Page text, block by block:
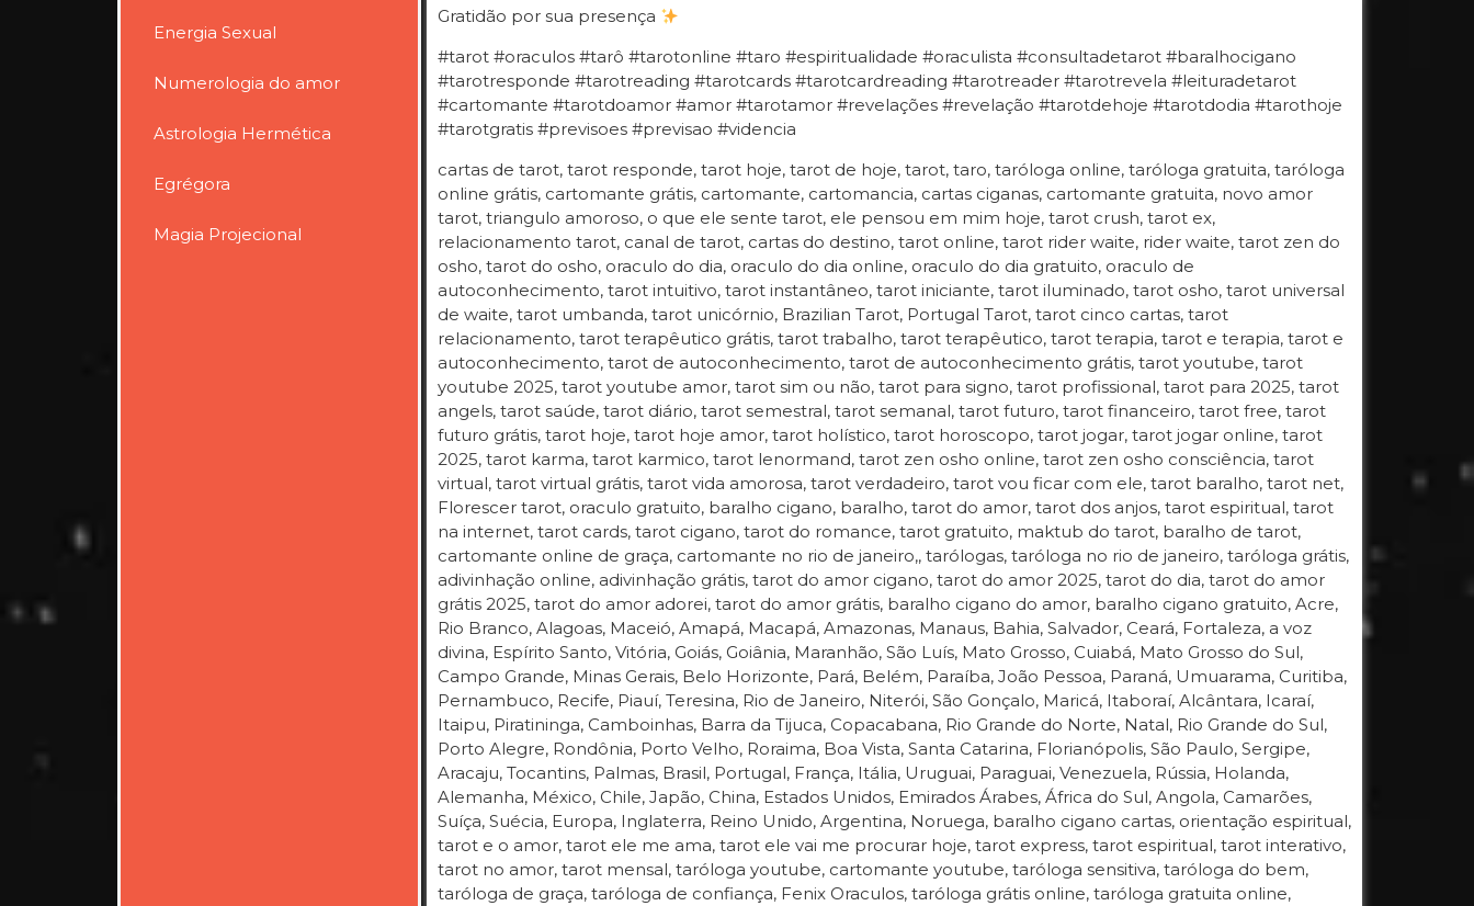
Energia Sexual
Numerologia do amor
Astrologia Hermética
Egrégora
Magia Projecional
Gratidão por sua presença
#tarot #oraculos #tarô #tarotonline #taro #espiritualidade #oraculista #consultadetarot #baralhocigano
#tarotresponde #tarotreading #tarotcards #tarotcardreading #tarotreader #tarotrevela #leituradetarot
#cartomante #tarotdoamor #amor #tarotamor #revelações #revelação #tarotdehoje #tarotdodia #tarothoje
#tarotgratis #previsoes #previsao #videncia
cartas de tarot, tarot responde, tarot hoje, tarot de hoje, tarot, taro, taróloga online, taróloga gratuita, taróloga
online grátis, cartomante grátis, cartomante, cartomancia, cartas ciganas, cartomante gratuita, novo amor
tarot, triangulo amoroso, o que ele sente tarot, ele pensou em mim hoje, tarot crush, tarot ex,
relacionamento tarot, canal de tarot, cartas do destino, tarot online, tarot rider waite, rider waite, tarot zen do
osho, tarot do osho, oraculo do dia, oraculo do dia online, oraculo do dia gratuito, oraculo de
autoconhecimento, tarot intuitivo, tarot instantâneo, tarot iniciante, tarot iluminado, tarot osho, tarot universal
de waite, tarot umbanda, tarot unicórnio, Brazilian Tarot, Portugal Tarot, tarot cinco cartas, tarot
relacionamento, tarot terapêutico grátis, tarot trabalho, tarot terapêutico, tarot terapia, tarot e terapia, tarot e
autoconhecimento, tarot de autoconhecimento, tarot de autoconhecimento grátis, tarot youtube, tarot
youtube 2025, tarot youtube amor, tarot sim ou não, tarot para signo, tarot profissional, tarot para 2025, tarot
angels, tarot saúde, tarot diário, tarot semestral, tarot semanal, tarot futuro, tarot financeiro, tarot free, tarot
futuro grátis, tarot hoje, tarot hoje amor, tarot holístico, tarot horoscopo, tarot jogar, tarot jogar online, tarot
2025, tarot karma, tarot karmico, tarot lenormand, tarot zen osho online, tarot zen osho consciência, tarot
virtual, tarot virtual grátis, tarot vida amorosa, tarot verdadeiro, tarot vou ficar com ele, tarot baralho, tarot net,
Florescer tarot, oraculo gratuito, baralho cigano, baralho, tarot do amor, tarot dos anjos, tarot espiritual, tarot
na internet, tarot cards, tarot cigano, tarot do romance, tarot gratuito, maktub do tarot, baralho de tarot,
cartomante online de graça, cartomante no rio de janeiro,, tarólogas, taróloga no rio de janeiro, taróloga grátis,
adivinhação online, adivinhação grátis, tarot do amor cigano, tarot do amor 2025, tarot do dia, tarot do amor
grátis 2025, tarot do amor adorei, tarot do amor grátis, baralho cigano do amor, baralho cigano gratuito, Acre,
Rio Branco, Alagoas, Maceió, Amapá, Macapá, Amazonas, Manaus, Bahia, Salvador, Ceará, Fortaleza, a voz
divina, Espírito Santo, Vitória, Goiás, Goiânia, Maranhão, São Luís, Mato Grosso, Cuiabá, Mato Grosso do Sul,
Campo Grande, Minas Gerais, Belo Horizonte, Pará, Belém, Paraíba, João Pessoa, Paraná, Umuarama, Curitiba,
Pernambuco, Recife, Piauí, Teresina, Rio de Janeiro, Niterói, São Gonçalo, Maricá, Itaboraí, Alcântara, Icaraí,
Itaipu, Piratininga, Camboinhas, Barra da Tijuca, Copacabana, Rio Grande do Norte, Natal, Rio Grande do Sul,
Porto Alegre, Rondônia, Porto Velho, Roraima, Boa Vista, Santa Catarina, Florianópolis, São Paulo, Sergipe,
Aracaju, Tocantins, Palmas, Brasil, Portugal, França, Itália, Uruguai, Paraguai, Venezuela, Rússia, Holanda,
Alemanha, México, Chile, Japão, China, Estados Unidos, Emirados Árabes, África do Sul, Angola, Camarões,
Suíça, Suécia, Europa, Inglaterra, Reino Unido, Argentina, Noruega, baralho cigano cartas, orientação espiritual,
tarot e o amor, tarot ele me ama, tarot ele vai me procurar hoje, tarot express, tarot espiritual, tarot interativo,
tarot no amor, tarot mensal, taróloga youtube, cartomante youtube, taróloga sensitiva, taróloga do bem,
taróloga de graça, taróloga de confiança, Fenix Oraculos, taróloga grátis online, taróloga gratuita online,